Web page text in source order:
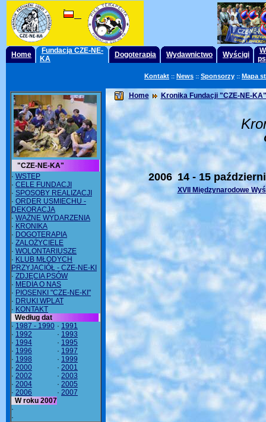
Home
Fundacja CZE-NE-
KA
Dogoterapia Wydawnictwo Wyścigi
Kontakt :: News :: Sponsorzy :: Mapa
"CZE-NE-KA"
· WSTEP
· CELE FUNDACJI
· SPOSOBY REALIZACJI
· ORDER USMIECHU -
DEKORACJA
· WAŻNE WYDARZENIA
· KRONIKA
· DOGOTERAPIA
· ZALOŻYCIELE
· WOLONTARIUSZE
· KLUB MŁODYCH
PRZYJACIÓŁ - CZE-NE-KI
· ZDJĘCIA PSÓW
· MEDIA O NAS
· PIOSENKI "CZE-NE-KI"
· DRUKI WPLAT
· KONTAKT
Według dat
· 1987 - 1990 · 1991
· 1992 · 1993
· 1994 · 1995
· 1996 · 1997
· 1998 · 1999
· 2000 · 2001
· 2002 · 2003
· 2004 · 2005
· 2006 · 2007
W roku 2007
·
·
Home Kronika Fundacji "CZE-NE-
2006 14 - 15
XVII Międzynarodowe